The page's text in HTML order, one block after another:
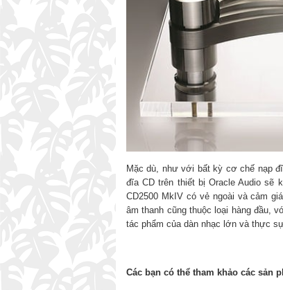
Mặc dù, như với bất kỳ cơ chế nạp
đĩa CD trên thiết bị Oracle Audio sẽ
CD2500 MkIV có vẻ ngoài và cảm
âm thanh cũng thuộc loại hàng đầu,
tác phẩm của dàn nhạc lớn và thực
Các bạn có thể tham khảo các sản